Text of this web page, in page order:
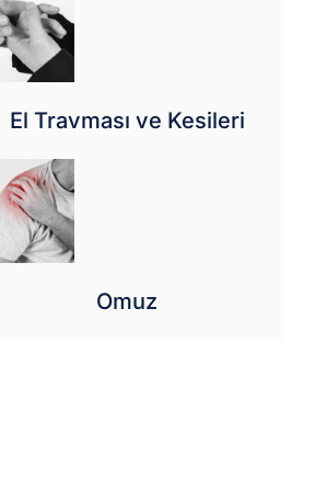
El Travması ve Kesileri
Omuz